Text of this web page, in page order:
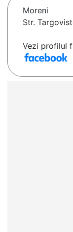
Moreni
Str.
Vezi profilul